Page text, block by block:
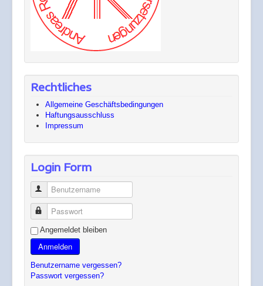
Rechtliches
Allgemeine Geschäftsbedingungen
Haftungsausschluss
Impressum
Login Form
Benutzername
Passwort
Angemeldet bleiben
Anmelden
Benutzername vergessen?
Passwort vergessen?